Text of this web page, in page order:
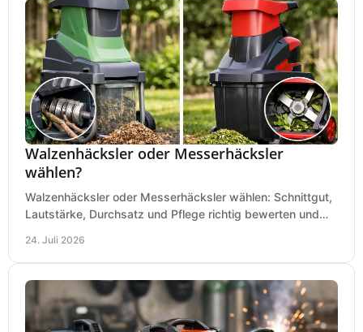
Walzenhäcksler oder Messerhäcksler
wählen?
Walzenhäcksler oder Messerhäcksler wählen: Schnittgut,
Lautstärke, Durchsatz und Pflege richtig bewerten und
24. Juli 2026